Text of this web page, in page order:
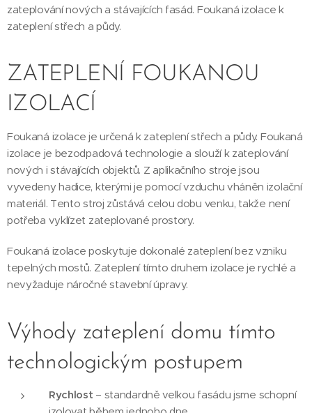
zateplování nových a stávajících fasád. Foukaná izolace k
zateplení střech a půdy.
ZATEPLENÍ FOUKANOU
IZOLACÍ
Foukaná izolace je určená k zateplení střech a půdy. Foukaná
izolace je bezodpadová technologie a slouží k zateplování
nových i stávajících objektů. Z aplikačního stroje jsou
vyvedeny hadice, kterými je pomocí vzduchu vháněn izolační
materiál. Tento stroj zůstává celou dobu venku, takže není
potřeba vyklízet zateplované prostory.
Foukaná izolace poskytuje dokonalé zateplení bez vzniku
tepelných mostů. Zateplení tímto druhem izolace je rychlé a
nevyžaduje náročné stavební úpravy.
Výhody zateplení domu tímto
technologickým postupem
Rychlost – standardně velkou fasádu jsme schopní